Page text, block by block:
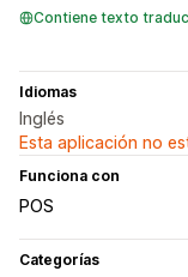
Contiene texto
Idiomas
Inglés
Esta aplicación no
Funciona con
POS
Categorías